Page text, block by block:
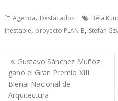
Agenda, Destacados Béla
inestable, proyecto PLAN B, Stefan
Navegación
de
entradas
Gustavo Sánchez Muñoz
ganó el Gran Premio XIII
Bienal Nacional de
Arquitectura